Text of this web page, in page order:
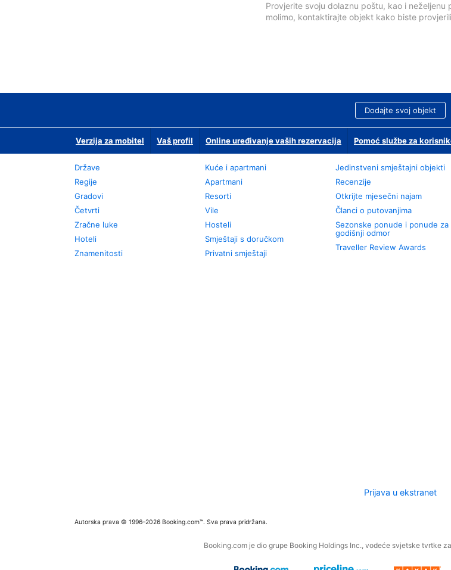
Provjerite svoju dolaznu poštu, kao i
molimo, kontaktirajte objekt kako biste
Dodajte svoj objekt
Verzija za mobitel Vaš profil Online uređivanje vaših rezervacija Pomoć službe za
Države
Regije
Gradovi
Četvrti
Zračne luke
Hoteli
Znamenitosti
Kuće i apartmani
Apartmani
Resorti
Vile
Hosteli
Smještaji s doručkom
Privatni smještaji
Jedinstveni smještajni objekti
Recenzije
Otkrijte mjesečni najam
Članci o putovanjima
Sezonske ponude i ponude za
godišnji odmor
Traveller Review Awards
Prijava u ekstranet
Autorska prava © 1996–2026 Booking.com™. Sva prava pridržana.
Booking.com je dio grupe Booking Holdings Inc., vodeće svjetske tvrtke